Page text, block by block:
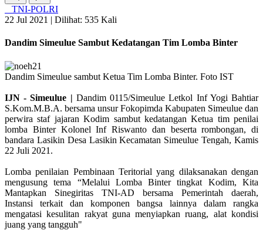
TNI-POLRI
22 Jul 2021 | Dilihat: 535 Kali
Dandim Simeulue Sambut Kedatangan Tim Lomba Binter
Dandim Simeulue sambut Ketua Tim Lomba Binter. Foto IST
IJN - Simeulue | Dandim 0115/Simeulue Letkol Inf Yogi Bahtiar
S.Kom.M.B.A. bersama unsur Fokopimda Kabupaten Simeulue dan
perwira staf jajaran Kodim sambut kedatangan Ketua tim penilai
lomba Binter Kolonel Inf Riswanto dan beserta rombongan, di
bandara Lasikin Desa Lasikin Kecamatan Simeulue Tengah, Kamis
22 Juli 2021.
Lomba penilaian Pembinaan Teritorial yang dilaksanakan dengan
mengusung tema “Melalui Lomba Binter tingkat Kodim, Kita
Mantapkan Sinegiritas TNI-AD bersama Pemerintah daerah,
Instansi terkait dan komponen bangsa lainnya dalam rangka
mengatasi kesulitan rakyat guna menyiapkan ruang, alat kondisi
juang yang tangguh"